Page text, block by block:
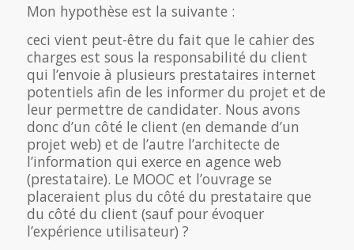
Mon hypothèse est la suivante :
ceci vient peut-être du fait que le cahier des
charges est sous la responsabilité du client
qui l’envoie à plusieurs prestataires internet
potentiels afin de les informer du projet et de
leur permettre de candidater. Nous avons
donc d’un côté le client (en demande d’un
projet web) et de l’autre l’architecte de
l’information qui exerce en agence web
(prestataire). Le MOOC et l’ouvrage se
placeraient plus du côté du prestataire que
du côté du client (sauf pour évoquer
l’expérience utilisateur) ?